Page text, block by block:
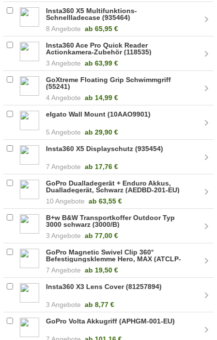
Insta360 X5 Multifunktions-
Schnellladecase (935464)
8 Angebote ab 65,95 €
Insta360 Ace Pro Quick Reader
Actionkamera-Zubehör (118535)
3 Angebote ab 63,99 €
GoXtreme Floating Grip Schwimmgriff
(55241)
4 Angebote ab 14,99 €
elgato Wall Mount (10AAO9901)
5 Angebote ab 29,90 €
Insta360 X5 Displayschutz (935454)
7 Angebote ab 17,76 €
GoPro Dualladegerät + Enduro Akkus,
Dualladegerät, Schwarz (AEDBD-201-EU)
10 Angebote ab 63,55 €
B+w B&W Transportkoffer Outdoor Typ
3000 schwarz (3000/B)
3 Angebote ab 77,00 €
GoPro Magnetic Swivel Clip 360°
Befestigungsklemme Hero, MAX (ATCLP-
7 Angebote ab 19,50 €
Insta360 X3 Lens Cover (81257894)
3 Angebote ab 8,77 €
GoPro Volta Akkugriff (APHGM-001-EU)